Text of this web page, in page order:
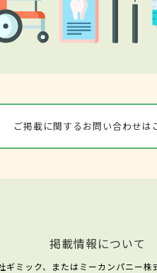
ご掲載に関するお問い合わせは
掲載情報について
ミック、またはミーカンパニー株